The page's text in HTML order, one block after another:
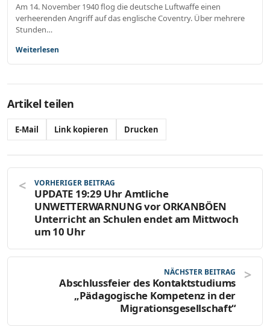
Am 14. November 1940 flog die deutsche Luftwaffe einen
verheerenden Angriff auf das englische Coventry. Über mehrere
Stunden…
Weiterlesen
Artikel teilen
E-Mail Link kopieren Drucken
VORHERIGER BEITRAG
UPDATE 19:29 Uhr Amtliche
UNWETTERWARNUNG vor ORKANBÖEN
Unterricht an Schulen endet am Mittwoch
um 10 Uhr
NÄCHSTER BEITRAG
Abschlussfeier des Kontaktstudiums
„Pädagogische Kompetenz in der
Migrationsgesellschaft“